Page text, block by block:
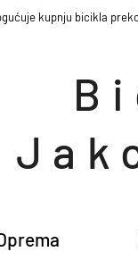
kupnju bicikla